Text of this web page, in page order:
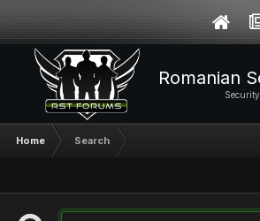
Romanian
Home Search